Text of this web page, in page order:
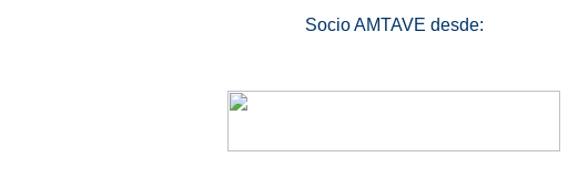
Socio AMTAVE desde: